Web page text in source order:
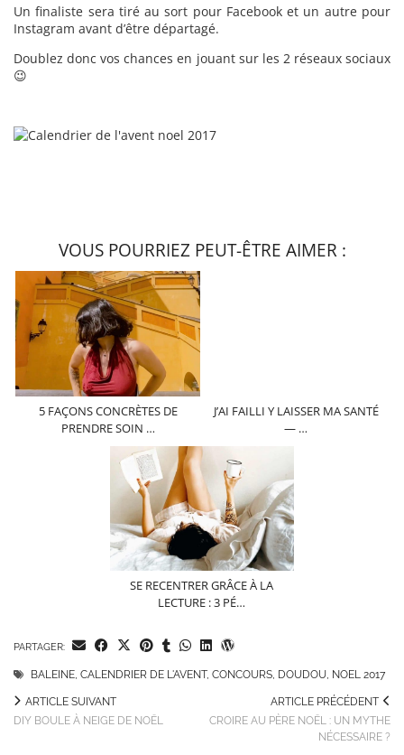
Un finaliste sera tiré au sort pour Facebook et un autre pour
Instagram avant d’être départagé.
Doublez donc vos chances en jouant sur les 2 réseaux sociaux
😉
VOUS POURRIEZ PEUT-ÊTRE AIMER :
5 FAÇONS CONCRÈTES DE
PRENDRE SOIN …
J’AI FAILLI Y LAISSER MA SANTÉ
— …
SE RECENTRER GRÂCE À LA
LECTURE : 3 PÉ…
PARTAGER:
BALEINE, CALENDRIER DE L'AVENT, CONCOURS, DOUDOU, NOEL 2017
ARTICLE PRÉCÉDENT
CROIRE AU PÈRE NOËL : UN MYTHE
NÉCESSAIRE ?
ARTICLE SUIVANT
DIY BOULE À NEIGE DE NOËL